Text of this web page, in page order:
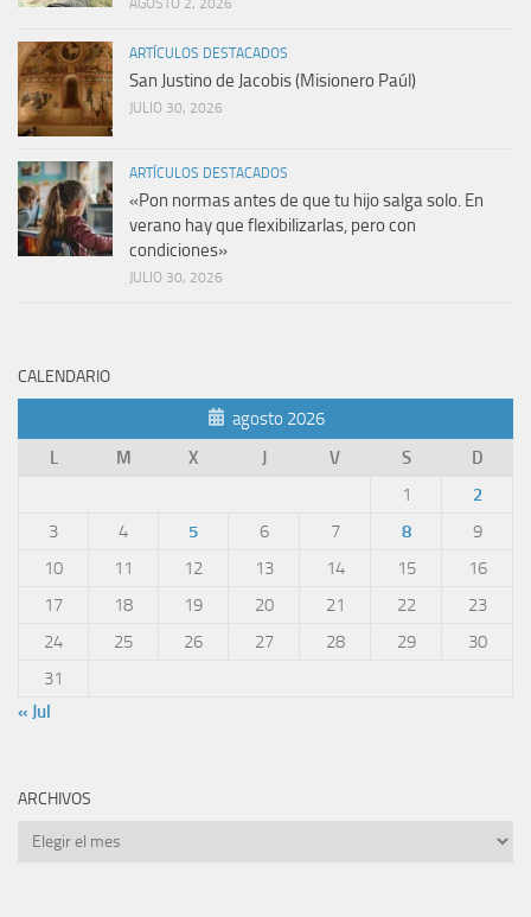
AGOSTO 2, 2026
ARTÍCULOS DESTACADOS
San Justino de Jacobis (Misionero Paúl)
JULIO 30, 2026
ARTÍCULOS DESTACADOS
«Pon normas antes de que tu hijo salga solo. En
verano hay que flexibilizarlas, pero con
condiciones»
JULIO 30, 2026
CALENDARIO
agosto 2026
L
M X J V S
D
1
2
3
4 5 6 7 8
9
10
11 12 13 14 15
16
17
18 19 20 21 22
23
24
25 26 27 28 29
30
31
« Jul
ARCHIVOS
Archivos